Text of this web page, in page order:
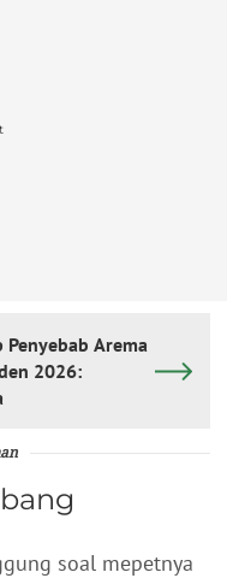
Penyebab Arema
2026:
soal mepetnya